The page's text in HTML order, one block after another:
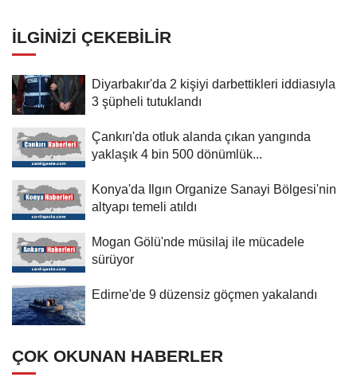
İLGINIZI ÇEKEBILIR
Diyarbakır'da 2 kişiyi darbettikleri iddiasıyla
3 şüpheli tutuklandı
Çankırı'da otluk alanda çıkan yangında
yaklaşık 4 bin 500 dönümlük...
Konya'da Ilgın Organize Sanayi Bölgesi'nin
altyapı temeli atıldı
Mogan Gölü'nde müsilaj ile mücadele
sürüyor
Edirne'de 9 düzensiz göçmen yakalandı
ÇOK OKUNAN HABERLER